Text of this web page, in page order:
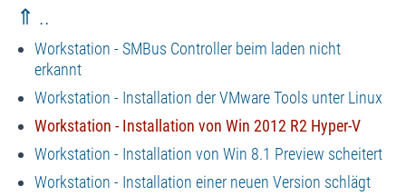
⇑ ..
Workstation - SMBus Controller beim laden nicht
erkannt
Workstation - Installation der VMware Tools unter Linux
Workstation - Installation von Win 2012 R2 Hyper-V
Workstation - Installation von Win 8.1 Preview scheitert
Workstation - Installation einer neuen Version schlägt